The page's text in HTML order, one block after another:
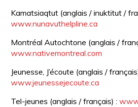
Kamatsiaqtut (anglais / inuktitut /
www.nunavuthelpline.ca
Montréal Autochtone (anglais /
www.nativemontreal.com
Jeunesse, J’écoute (anglais /
www.jeunessejecoute.ca
Tel-jeunes (anglais / français) :